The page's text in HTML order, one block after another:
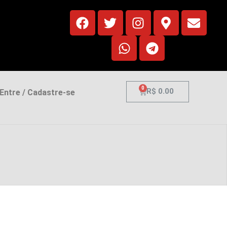
Entre / Cadastre-se R$ 0.00
0